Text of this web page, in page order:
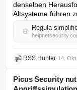
denselben
Altsysteme führen
RSS Hunter•14.
Picus Security